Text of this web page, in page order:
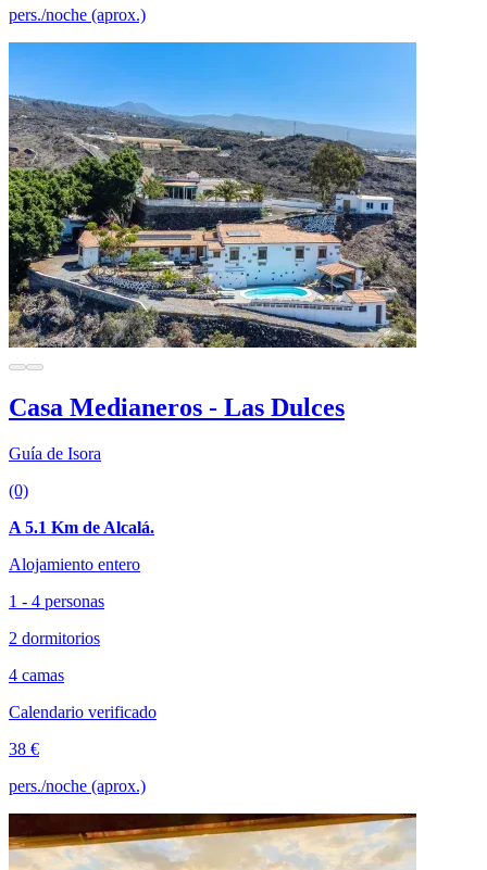
pers./noche (aprox.)
Casa Medianeros - Las Dulces
Guía de Isora
(0)
A 5.1 Km de Alcalá.
Alojamiento entero
1 - 4 personas
2 dormitorios
4 camas
Calendario verificado
38 €
pers./noche (aprox.)